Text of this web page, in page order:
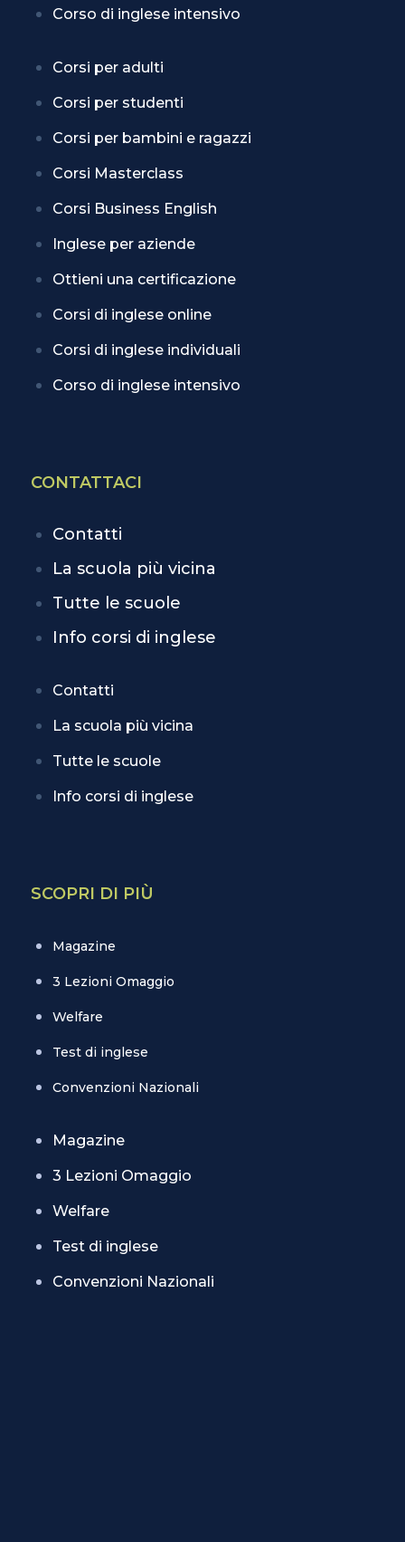
Corso di inglese intensivo
Corsi per adulti
Corsi per studenti
Corsi per bambini e ragazzi
Corsi Masterclass
Corsi Business English
Inglese per aziende
Ottieni una certificazione
Corsi di inglese online
Corsi di inglese individuali
Corso di inglese intensivo
CONTATTACI
Contatti
La scuola più vicina
Tutte le scuole
Info corsi di inglese
Contatti
La scuola più vicina
Tutte le scuole
Info corsi di inglese
SCOPRI DI PIÙ
Magazine
3 Lezioni Omaggio
Welfare
Test di inglese
Convenzioni Nazionali
Magazine
3 Lezioni Omaggio
Welfare
Test di inglese
Convenzioni Nazionali